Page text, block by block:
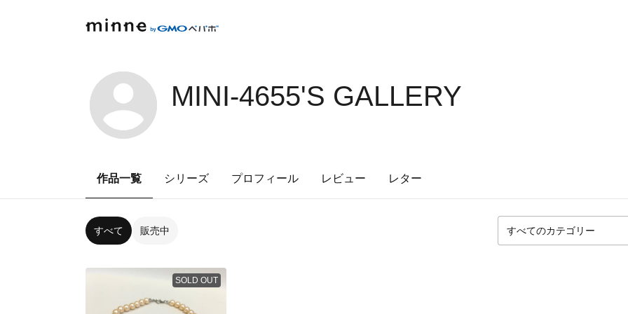
MINI-4655'S GALLERY
作品一覧 シリーズ プロフィール レビュー レター
すべて 販売中
SOLD OUT